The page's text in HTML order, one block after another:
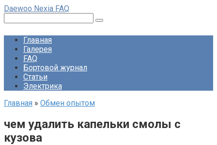
Перейти
контенту
Daewoo Nexia FAQ
Главная
Галерея
FAQ
Бортовой журнал
Статьи
Электрика
Главная » Обмен опытом
чем удалить капельки смолы с
кузова